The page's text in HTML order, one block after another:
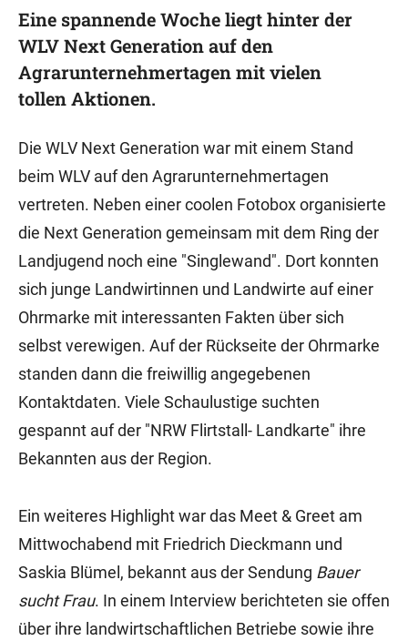
Eine spannende Woche liegt hinter der
WLV Next Generation auf den
Agrarunternehmertagen mit vielen
tollen Aktionen.
Die WLV Next Generation war mit einem Stand
beim WLV auf den Agrarunternehmertagen
vertreten. Neben einer coolen Fotobox organisierte
die Next Generation gemeinsam mit dem Ring der
Landjugend noch eine "Singlewand". Dort konnten
sich junge Landwirtinnen und Landwirte auf einer
Ohrmarke mit interessanten Fakten über sich
selbst verewigen. Auf der Rückseite der Ohrmarke
standen dann die freiwillig angegebenen
Kontaktdaten. Viele Schaulustige suchten
gespannt auf der "NRW Flirtstall- Landkarte" ihre
Bekannten aus der Region.
Ein weiteres Highlight war das Meet & Greet am
Mittwochabend mit Friedrich Dieckmann und
Saskia Blümel, bekannt aus der Sendung Bauer
sucht Frau. In einem Interview berichteten sie offen
über ihre landwirtschaftlichen Betriebe sowie ihre